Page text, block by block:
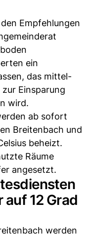
Empfehlungen
ein
das mittel-
Einsparung
wird.
ab sofort
Breitenbach und
beheizt.
Räume
angesetzt.
12 Grad
werden